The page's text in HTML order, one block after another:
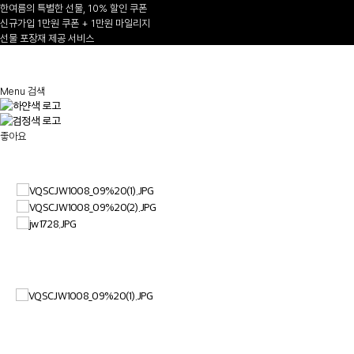
한여름의 특별한 선물, 10% 할인 쿠폰
신규가입 1만원 쿠폰 + 1만원 마일리지
선물 포장재 제공 서비스
Menu 검색
좋아요